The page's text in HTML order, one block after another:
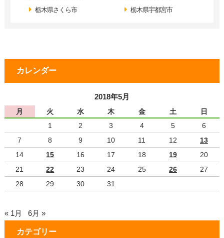
栃木県さくら市
栃木県宇都宮市
カレンダー
2018年5月
月 火 水 木 金 土
日
1
2 3 4 5
6
7
8 9 10 11 12
13
14
15 16 17 18 19
20
21
22 23 24 25 26
27
28
29 30 31
« 1月 6月 »
カテゴリー